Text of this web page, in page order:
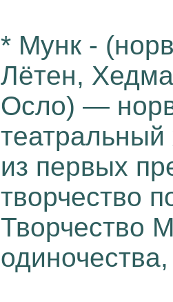
* Мунк -
Лётен,
Осло) —
театральный
из первых
творчество
Творчество